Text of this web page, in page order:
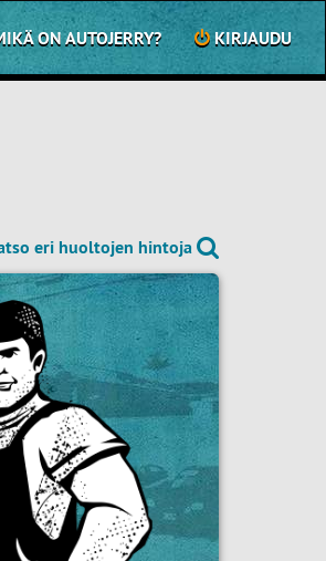
ON AUTOJERRY? KIRJAUDU
eri huoltojen hintoja